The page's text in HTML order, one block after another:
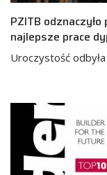
PZITB
najlepsze prace
Uroczystość